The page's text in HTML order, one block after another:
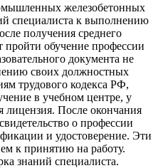
железобетонных
специалиста к выполнению
получения среднего
пройти обучение профессии
документа не
своих должностных
трудового кодекса РФ,
в учебном центре, у
лицензия. После окончания
о профессии
и удостоверение. Эти
к принятию на работу.
знаний специалиста.